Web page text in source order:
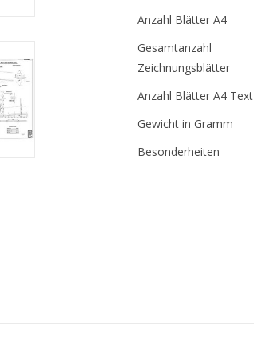
Anzahl Blätter A4
Gesamtanzahl
Zeichnungsblätter
Anzahl Blätter A4 Text
Gewicht in Gramm
Besonderheiten